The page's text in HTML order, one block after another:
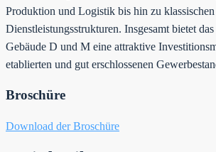
Produktion und Logistik bis hin zu
Dienstleistungsstrukturen. Insgesamt bietet
Gebäude D und M eine attraktive
etablierten und gut erschlossenen
Broschüre
Download der Broschüre